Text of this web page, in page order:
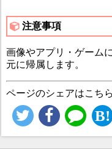
注意事項
画像やアプリ・ゲーム
元に帰属します。
ページのシェアはこち